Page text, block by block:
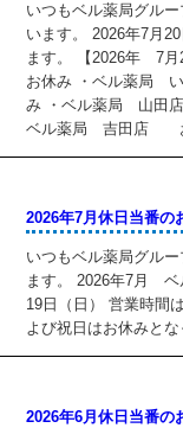
いつもベル薬局グル
います。 2026年7月
ます。 【2026年 7
お休み ・ベル薬
み ・ベル薬局 山
ベル薬局 吉田店
2026年7月休日当番の
いつもベル薬局グル
ます。 2026年7月 ベ
19日（日） 営業時間
よび祝日はお休みとな
2026年6月休日当番